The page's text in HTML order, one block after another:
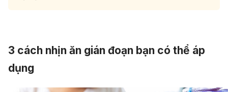
3 cách nhịn ăn gián đoạn bạn có thể áp
dụng